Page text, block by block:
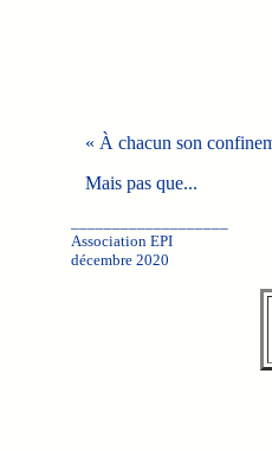
« À chacun son
Mais pas que...
Association EPI
décembre 2020